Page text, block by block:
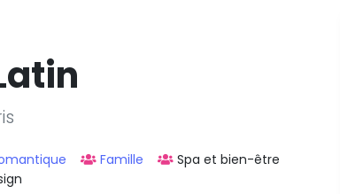
Famille
Spa et bien-être